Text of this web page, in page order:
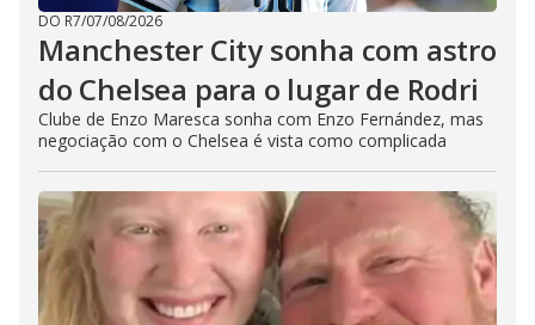
DO R7/07/08/2026
Manchester City sonha com astro
do Chelsea para o lugar de Rodri
Clube de Enzo Maresca sonha com Enzo Fernández, mas
negociação com o Chelsea é vista como complicada